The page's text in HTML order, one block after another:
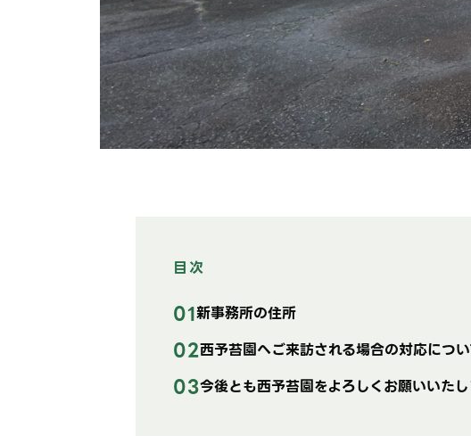
目次
新事務所の住所
西予苔園へご来訪される場合の対応につ
今後とも西予苔園をよろしくお願いいた